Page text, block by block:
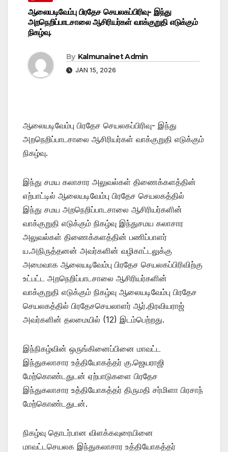
ஆலையடிவேம்பு பிரதேச செயலகப்பிரிவு- இந்து
அறநெறிப்பாடசாலை ஆசிரியர்கள் வாக்குறுதி எடுக்கும்
நிகழ்வு.
By Kalmunainet Admin
JAN 15, 2026
ஆலையடிவேம்பு பிரதேச செயலகப்பிரிவு- இந்து
அறநெறிப்பாடசாலை ஆசிரியர்கள் வாக்குறுதி எடுக்கும்
நிகழ்வு.
இந்து சமய கலாசார அலுவல்கள் திணைக்களத்தின்
எற்பாட்டில் ஆலையடிவேம்பு பிரதேச செயலகத்தில்
இந்து சமய அறநெறிப்பாடசாலை ஆசிரியர்களின்
வாக்குறுதி எடுக்கும் நிகழ்வு இந்துசமய கலாசார
அலுவல்கள் திணைக்களத்தின் பணிப்பாளர்
ய.அநிருத்தனன் அவர்களின் வழிகாட்டலுக்கு
அமைவாக ஆலையடிவேம்பு பிரதேச செயலகப்பிரிவிற்கு
உட்பட்ட அறநெறிப்பாடசாலை ஆசிரியர்களின்
வாக்குறுதி எடுக்கும் நிகழ்வு ஆலையடிவேம்பு பிரதேச
செயலகத்தில் பிரதேசசெயலாளர் ஆர்.திரவியராஜ்
அவர்களின் தலமையில் (12) இடம்பெற்றது.
இந்நிகழ்வின் ஒருங்கினைப்பினை மாவட்ட
இந்துகலாசார உத்தியோகத்தர் கு.ஜெயராஜி
மேற்கொண்டதுடன் ஏற்பாடுகளை பிரதேச
இந்துகலாசார உத்தியோகத்தர் திருமதி சர்மிளா பிரசாந்
மேற்கொண்டதுடன்.
நிகழ்வு தொடர்பான விளக்கவுரையினை
மாவட்டசெயலக இந்துகலாசார உத்தியோகத்தர்